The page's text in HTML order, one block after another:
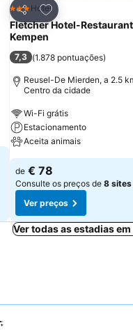
Partilhar
Adicionar aos
3 Estrelas
Hotel
Fletcher Hotel-
Kempen
7,3 (1.878 pontuações)
Reusel-De Mierden, a 2.5
Centro da cidade
Wi-Fi grátis
Estacionamento
Aceita animais
de € 78
Consulte os preços de 8 sites
Ver preços
Ver todas as estadias